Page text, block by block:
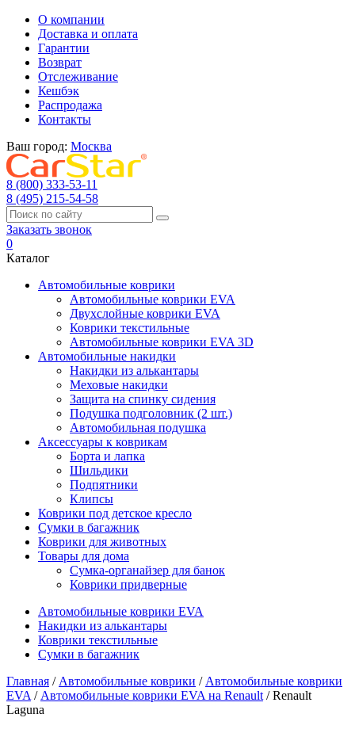
О компании
Доставка и оплата
Гарантии
Возврат
Отслеживание
Кешбэк
Распродажа
Контакты
Ваш город: Москва
8 (800) 333-53-11
8 (495) 215-54-58
Заказать звонок
0
Каталог
Автомобильные коврики
Автомобильные коврики EVA
Двухслойные коврики EVA
Коврики текстильные
Автомобильные коврики EVA 3D
Автомобильные накидки
Накидки из алькантары
Меховые накидки
Защита на спинку сидения
Подушка подголовник (2 шт.)
Автомобильная подушка
Аксессуары к коврикам
Борта и лапка
Шильдики
Подпятники
Клипсы
Коврики под детское кресло
Сумки в багажник
Коврики для животных
Товары для дома
Сумка-органайзер для банок
Коврики придверные
Автомобильные коврики EVA
Накидки из алькантары
Коврики текстильные
Сумки в багажник
Главная / Автомобильные коврики / Автомобильные коврики
EVA / Автомобильные коврики EVA на Renault / Renault
Laguna